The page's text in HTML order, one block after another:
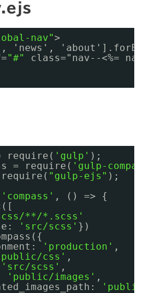
nav">
'news',
="#"
class="nav--<%= nav
require( 'gulp' );
= require( 'gulp-
"gulp-ejs" );
'compass' , () => {
**/*.scss'
'src/scss' })
'production' ,
css' ,
'src/scss' ,
'public/images' ,
'public/